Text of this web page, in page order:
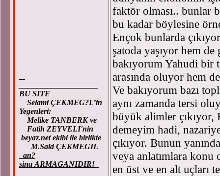
BU SITE
Selami ÇEKMEG?L’in
Yegenleri:
Melike TANBERK ve
Fatih ZEYVELI'nin
beyaz.net ekibi ile birlikte
M.Said ÇEKMEGIL
an?
sina ARMAGANIDIR!
faktör olması.. bunlar
bu kadar böylesine
Ençok bunlarda
şatoda yaşıyor hem
bakıyorum Yahudi bir
arasında oluyor hem
Ve bakıyorum bazı
aynı zamanda tersi
büyük alimler çıkıyor,
demeyim hadi,
çıkıyor. Bunun
veya anlatımlara
en üst ve en alt uçları